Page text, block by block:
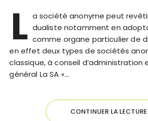
L a société anonyme peut
dualiste notamment en
comme organe particulier de
en effet deux types de sociétés
classique, à conseil d’administration
général La SA «…
CONTINUER LA LECTURE